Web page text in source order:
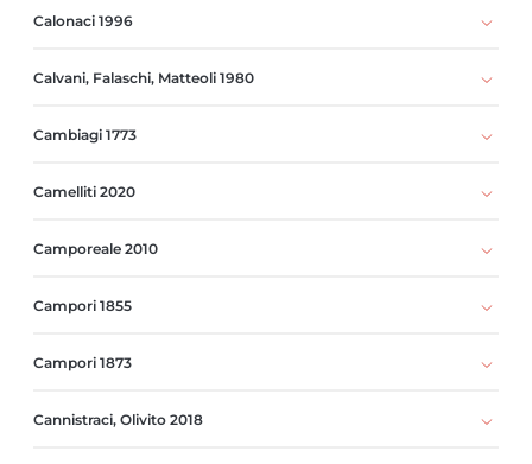
Calonaci 1996
Calvani, Falaschi, Matteoli 1980
Cambiagi 1773
Camelliti 2020
Camporeale 2010
Campori 1855
Campori 1873
Cannistraci, Olivito 2018